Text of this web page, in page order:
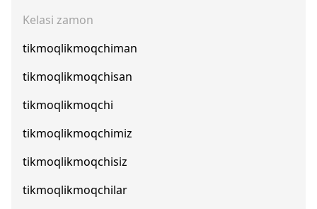
Kelasi zamon
tikmoqlikmoqchiman
tikmoqlikmoqchisan
tikmoqlikmoqchi
tikmoqlikmoqchimiz
tikmoqlikmoqchisiz
tikmoqlikmoqchilar